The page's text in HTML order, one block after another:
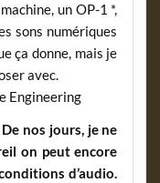
un OP-1 *,
sons numériques
ça donne, mais je
avec.
Engineering
nos jours, je ne
on peut encore
d’audio.